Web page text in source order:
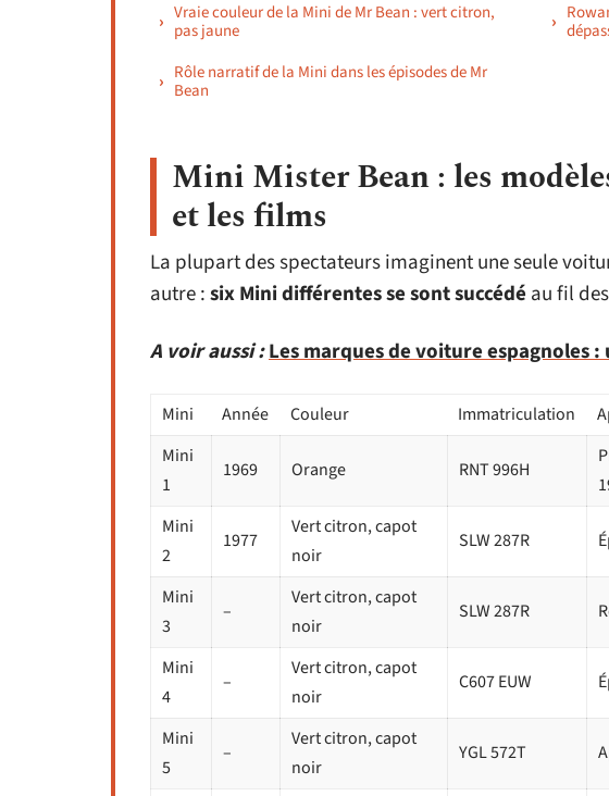
Vraie couleur de la Mini de Mr Bean : vert citron,
pas jaune
Rôle narratif de la Mini dans les épisodes de Mr
Bean
Mini Mister Bean : les
et les films
La plupart des spectateurs imaginent une seule
autre :six Mini différentes se sont succédé au fil
A voir aussi :Les marques de voiture espagnoles
Mini Année Couleur Immatriculation
Mini
1
1969 Orange RNT 996H
Mini
2
1977
Vert citron, capot
noir
SLW 287R
Mini
3
–
Vert citron, capot
noir
SLW 287R
Mini
4
–
Vert citron, capot
noir
C607 EUW
Mini
5
–
Vert citron, capot
noir
YGL 572T